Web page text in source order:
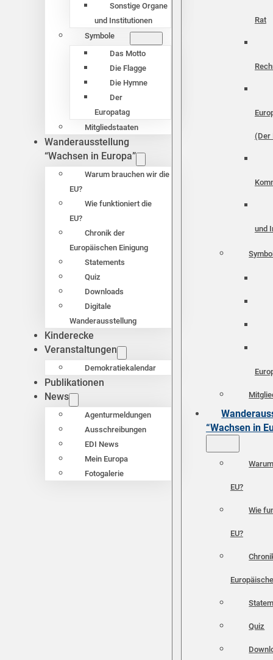
Sonstige Organe
und Institutionen
Symbole
Das Motto
Die Flagge
Die Hymne
Der
Europatag
Mitgliedstaaten
Wanderausstellung
“Wachsen in Europa”
Warum brauchen wir die
EU?
Wie funktioniert die
EU?
Chronik der
Europäischen Einigung
Statements
Quiz
Downloads
Digitale
Wanderausstellung
Kinderecke
Veranstaltungen
Demokratiekalendar
Publikationen
News
Agenturmeldungen
Ausschreibungen
EDI News
Mein Europa
Fotogalerie
Rat
(Der
und
“Wachsen in
EU?
Wie
EU?
Quiz